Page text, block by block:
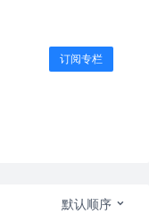
订阅专栏
默认顺序